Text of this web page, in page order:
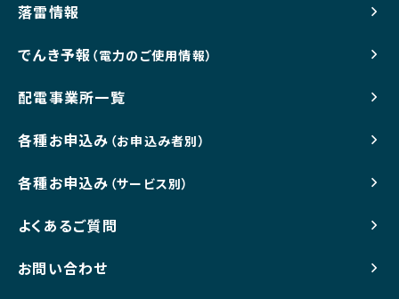
落雷情報
でんき予報 （電力のご使用情報）
配電事業所一覧
各種お申込み （お申込み者別）
各種お申込み （サービス別）
よくあるご質問
お問い合わせ